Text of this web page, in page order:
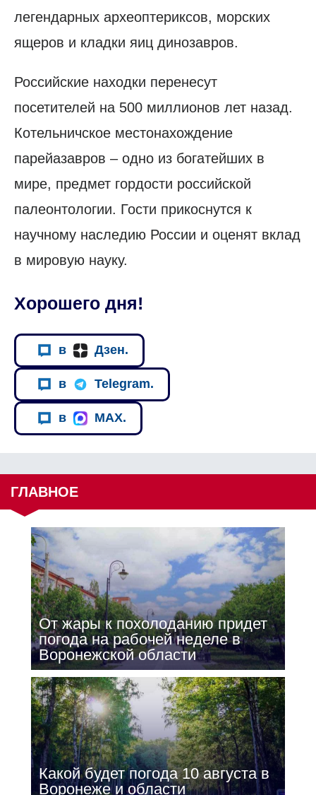
легендарных археоптериксов, морских
ящеров и кладки яиц динозавров.
Российские находки перенесут
посетителей на 500 миллионов лет назад.
Котельничское местонахождение
парейазавров – одно из богатейших в
мире, предмет гордости российской
палеонтологии. Гости прикоснутся к
научному наследию России и оценят вклад
в мировую науку.
Хорошего дня!
в Дзен.
в Telegram.
в MAX.
ГЛАВНОЕ
От жары к похолоданию придет
погода на рабочей неделе в
Воронежской области
Какой будет погода 10 августа в
Воронеже и области